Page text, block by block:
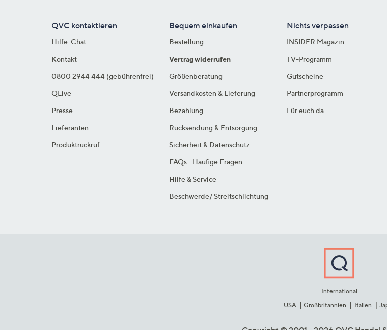
QVC kontaktieren
Hilfe-Chat
Kontakt
0800 2944 444 (gebührenfrei)
QLive
Presse
Lieferanten
Produktrückruf
Bequem einkaufen
Bestellung
Vertrag widerrufen
Größenberatung
Versandkosten & Lieferung
Bezahlung
Rücksendung & Entsorgung
Sicherheit & Datenschutz
FAQs - Häufige Fragen
Hilfe & Service
Beschwerde/ Streitschlichtung
Nichts verpassen
INSIDER Magazin
TV-Programm
Gutscheine
Partnerprogramm
Für euch da
International
USA
Großbritannien Italien